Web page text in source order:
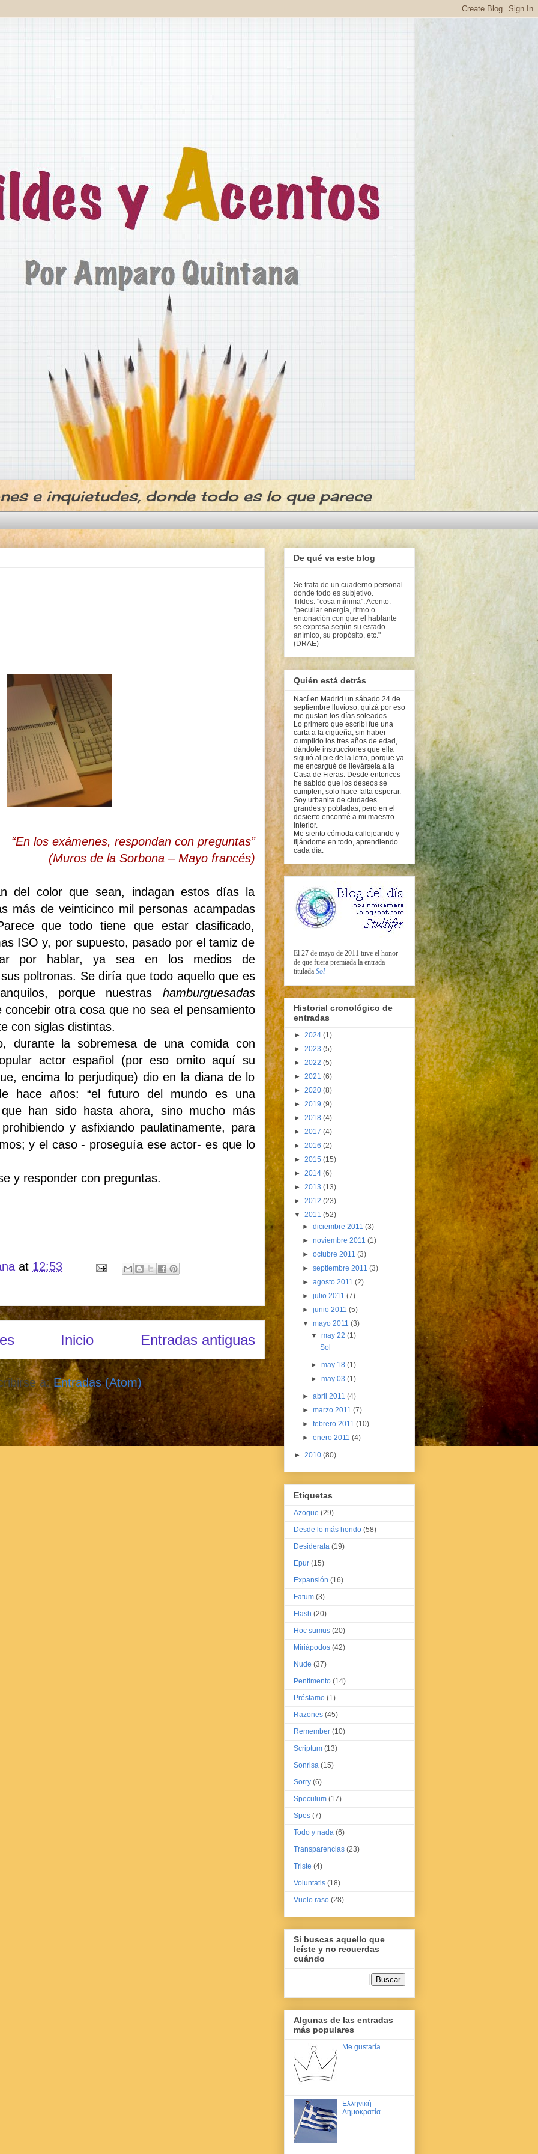
e inquietudes, donde todo es lo que parece
“En los exámenes, respondan con preguntas”
(Muros de la Sorbona – Mayo francés)
del color que sean, indagan estos días la
más de veinticinco mil personas acampadas
que todo tiene que estar clasificado,
ISO y, por supuesto, pasado por el tamiz de
por hablar, ya sea en los medios de
poltronas. Se diría que todo aquello que es
porque nuestras hamburguesadas
concebir otra cosa que no sea el pensamiento
con siglas distintas.
durante la sobremesa de una comida con
actor español (por eso omito aquí su
encima lo perjudique) dio en la diana de lo
hace años: “el futuro del mundo es una
han sido hasta ahora, sino mucho más
y asfixiando paulatinamente, para
y el caso - proseguía ese actor- es que lo
y responder con preguntas.
at 12:53
Entradas antiguas
Inicio
a:Entradas (Atom)
De qué va este blog
Se trata de un cuaderno personal
donde todo es subjetivo.
Tildes: "cosa mínima". Acento:
"peculiar energía, ritmo o
entonación con que el hablante
se expresa según su estado
anímico, su propósito, etc."
(DRAE)
Quién está detrás
Nací en Madrid un sábado 24 de
septiembre lluvioso, quizá por eso
me gustan los días soleados.
Lo primero que escribí fue una
carta a la cigüeña, sin haber
cumplido los tres años de edad,
dándole instrucciones que ella
siguió al pie de la letra, porque ya
me encargué de llevársela a la
Casa de Fieras. Desde entonces
he sabido que los deseos se
cumplen; solo hace falta esperar.
Soy urbanita de ciudades
grandes y pobladas, pero en el
desierto encontré a mi maestro
interior.
Me siento cómoda callejeando y
fijándome en todo, aprendiendo
cada día.
El 27 de mayo de 2011 tuve el honor
de que fuera premiada la entrada
titulada Sol
Historial cronológico de
entradas
► 2024 (1)
► 2023 (5)
► 2022 (5)
► 2021 (6)
► 2020 (8)
► 2019 (9)
► 2018 (4)
► 2017 (4)
► 2016 (2)
► 2015 (15)
► 2014 (6)
► 2013 (13)
► 2012 (23)
▼ 2011 (52)
► diciembre 2011 (3)
► noviembre 2011 (1)
► octubre 2011 (3)
► septiembre 2011 (3)
► agosto 2011 (2)
► julio 2011 (7)
► junio 2011 (5)
▼ mayo 2011 (3)
▼may 22(1)
Sol
►may 18(1)
►may 03(1)
► abril 2011 (4)
► marzo 2011 (7)
► febrero 2011 (10)
► enero 2011 (4)
► 2010 (80)
Etiquetas
Azogue (29)
Desde lo más hondo (58)
Desiderata (19)
Epur (15)
Expansión (16)
Fatum (3)
Flash (20)
Hoc sumus (20)
Miriápodos (42)
Nude (37)
Pentimento (14)
Préstamo (1)
Razones (45)
Remember (10)
Scriptum (13)
Sonrisa (15)
Sorry (6)
Speculum (17)
Spes (7)
Todo y nada (6)
Transparencias (23)
Triste (4)
Voluntatis (18)
Vuelo raso (28)
Si buscas aquello que
leíste y no recuerdas
cuándo
Algunas de las entradas
más populares
Me gustaría
Ελληνική
Δημοκρατία